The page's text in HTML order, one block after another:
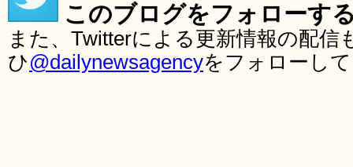
このブログをフォローす
また、Twitterによる更新情報の配
ひ@dailynewsagencyをフォローし